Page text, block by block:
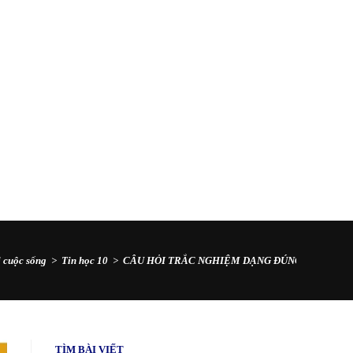
sống > Tin học 10 > CÂU HỎI TRẮC NGHIỆM DẠNG ĐÚNG/ SAI TIN
TÌM BÀI VIẾT